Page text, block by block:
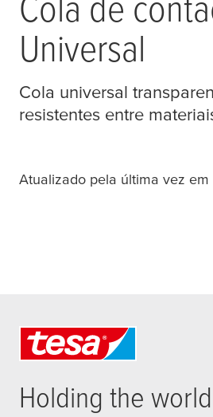
Universal
Cola universal
resistentes entre
Atualizado pela última vez
Holding the